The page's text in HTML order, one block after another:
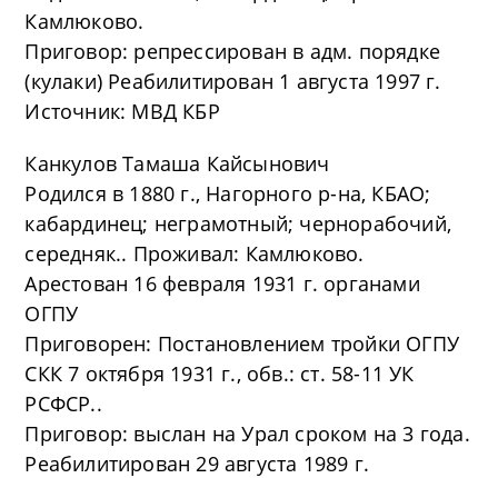
Камлюково.
Приговор: репрессирован в адм. порядке
(кулаки) Реабилитирован 1 августа 1997 г.
Источник: МВД КБР
Канкулов Тамаша Кайсынович
Родился в 1880 г., Нагорного р-на, КБАО;
кабардинец; неграмотный; чернорабочий,
середняк.. Проживал: Камлюково.
Арестован 16 февраля 1931 г. органами
ОГПУ
Приговорен: Постановлением тройки ОГПУ
СКК 7 октября 1931 г., обв.: ст. 58-11 УК
РСФСР..
Приговор: выслан на Урал сроком на 3 года.
Реабилитирован 29 августа 1989 г.